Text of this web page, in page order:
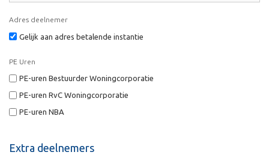
Adres deelnemer
Gelijk aan adres betalende instantie
PE Uren
PE-uren Bestuurder Woningcorporatie
PE-uren RvC Woningcorporatie
PE-uren NBA
Extra deelnemers